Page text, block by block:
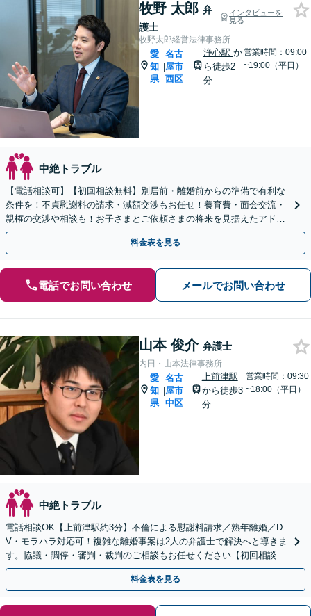
牧野 太郎 弁
護士
インタビューを
見る
牧野太郎経営法律事務所
愛
知
県
|
名古
屋市
西区
浄心駅 か
ら徒歩2
分
営業時間：09:00
~19:00（平日）
中絶トラブル
【電話相談可】【初回相談無料】別居前・離婚前からの準備で有利な
条件を！不貞慰謝料の請求・減額交渉もお任せ！養育費・面会交流・
親権の交渉や相談も！お子さまとご依頼さまの将来を見据えたアドバ
イス！【完全個室】【浄心駅2分】【子連れ相談可】
料金表を見る
電話でお問い合わせ メールでお問い合わせ
山本 俊介 弁護士
内田・山本法律事務所
愛
知
県
|
名古
屋市
中区
上前津駅
から徒歩3
分
営業時間：09:30
~18:00（平日）
中絶トラブル
電話相談OK【上前津駅約3分】不倫による慰謝料請求／熟年離婚／D
V・モラハラ対応可！複雑な離婚事案は2人の弁護士で解決へと導きま
す。協議・調停・審判・裁判のご相談もお任せください【初回相談無
料】小さなお悩みからお聞きします。
料金表を見る